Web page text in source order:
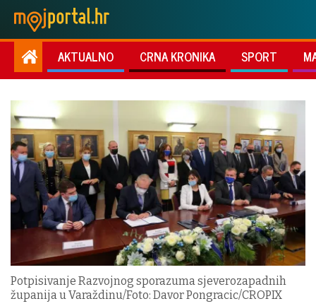
AKTUALNO CRNA KRONIKA SPORT
Potpisivanje Razvojnog sporazuma sjeverozapadnih
županija u Varaždinu/Foto: Davor Pongracic/CROPIX